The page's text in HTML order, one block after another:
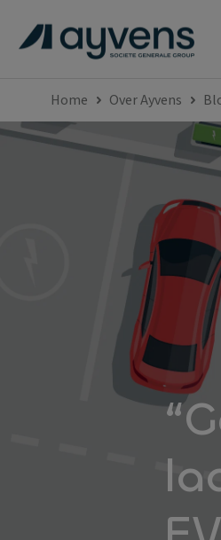
Home Over Ayvens